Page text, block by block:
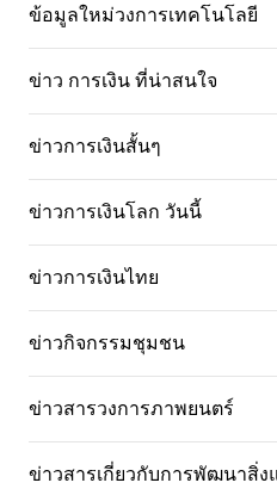
ข้อมูลใหม่วงการเทคโนโลยี
ข่าว การเงิน ที่น่าสนใจ
ข่าวการเงินสั้นๆ
ข่าวการเงินโลก วันนี้
ข่าวการเงินไทย
ข่าวกิจกรรมชุมชน
ข่าวสารวงการภาพยนตร์
ข่าวสารเกี่ยวกับการพัฒนาสิ่ง